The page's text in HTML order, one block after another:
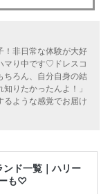
！非日常な体験が大好
マり中です♡ドレスコ
ちろん、自分自身の結
りたかったんよ！」
るような感覚でお届け
ンド一覧｜ハリー
も♡